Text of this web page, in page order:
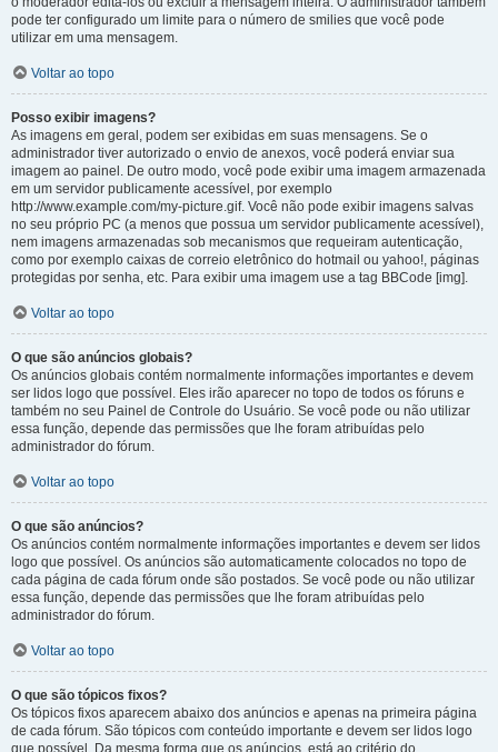
pode ter configurado um limite para o número de smilies que você pode
utilizar em uma mensagem.
Voltar ao topo
Posso exibir imagens?
As imagens em geral, podem ser exibidas em suas mensagens. Se o
administrador tiver autorizado o envio de anexos, você poderá enviar sua
imagem ao painel. De outro modo, você pode exibir uma imagem armazenada
em um servidor publicamente acessível, por exemplo
http://www.example.com/my-picture.gif. Você não pode exibir imagens salvas
no seu próprio PC (a menos que possua um servidor publicamente acessível),
nem imagens armazenadas sob mecanismos que requeiram autenticação,
como por exemplo caixas de correio eletrônico do hotmail ou yahoo!, páginas
protegidas por senha, etc. Para exibir uma imagem use a tag BBCode [img].
Voltar ao topo
O que são anúncios globais?
Os anúncios globais contém normalmente informações importantes e devem
ser lidos logo que possível. Eles irão aparecer no topo de todos os fóruns e
também no seu Painel de Controle do Usuário. Se você pode ou não utilizar
essa função, depende das permissões que lhe foram atribuídas pelo
administrador do fórum.
Voltar ao topo
O que são anúncios?
Os anúncios contém normalmente informações importantes e devem ser lidos
logo que possível. Os anúncios são automaticamente colocados no topo de
cada página de cada fórum onde são postados. Se você pode ou não utilizar
essa função, depende das permissões que lhe foram atribuídas pelo
administrador do fórum.
Voltar ao topo
O que são tópicos fixos?
Os tópicos fixos aparecem abaixo dos anúncios e apenas na primeira página
de cada fórum. São tópicos com conteúdo importante e devem ser lidos logo
que possível. Da mesma forma que os anúncios, está ao critério do